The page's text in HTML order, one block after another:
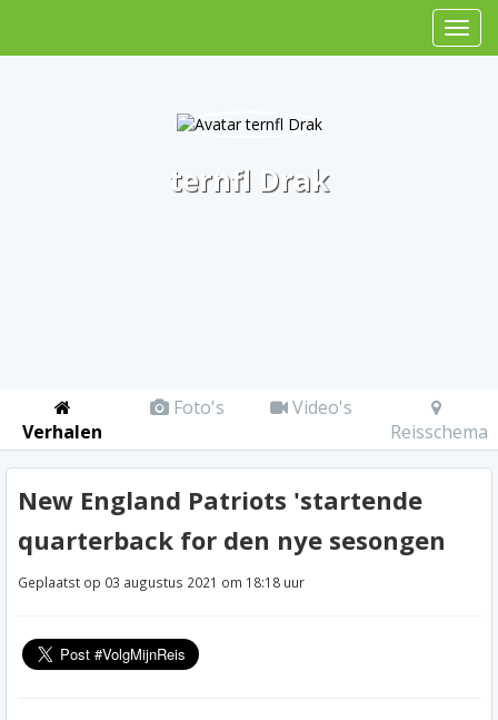
ternfl Drak
Verhalen
Foto's
Video's
Reisschema
New England Patriots 'startende
quarterback for den nye sesongen
Geplaatst op 03 augustus 2021 om 18:18 uur